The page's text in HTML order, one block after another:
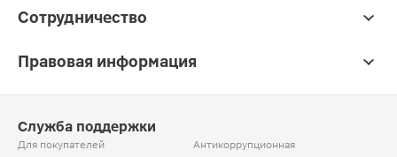
Сотрудничество
Правовая информация
Служба поддержки
Для покупателей
Антикоррупционная